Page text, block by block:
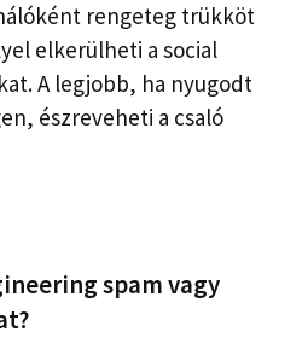
rengeteg trükköt
elkerülheti a social
A legjobb, ha nyugodt
észreveheti a csaló
spam vagy